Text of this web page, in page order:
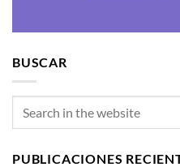
BUSCAR
PUBLICACIONES